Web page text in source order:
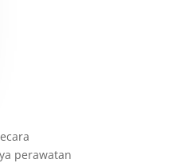
perawatan